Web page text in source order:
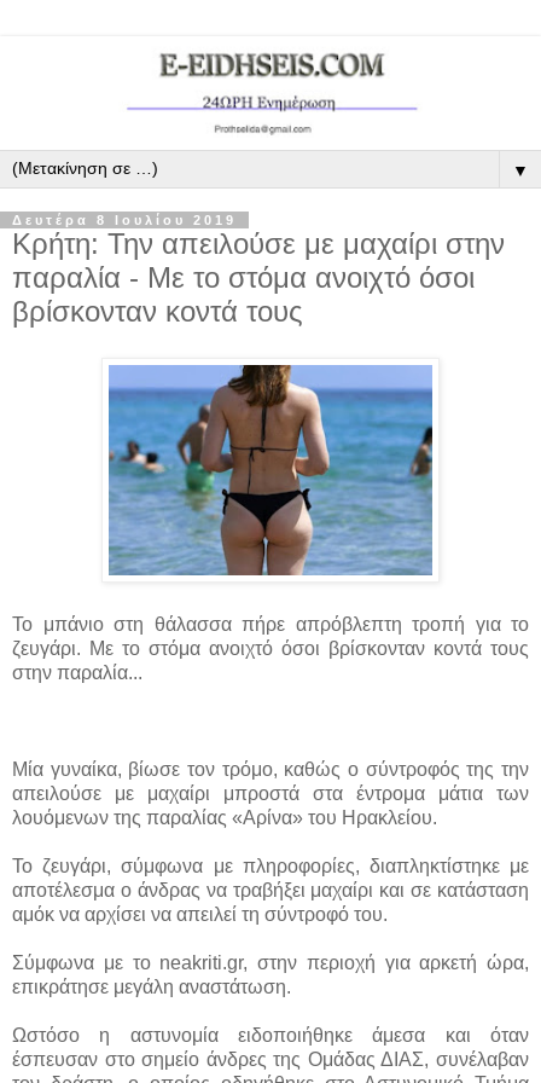
▼
Δευτέρα 8 Ιουλίου 2019
Κρήτη: Την απειλούσε με μαχαίρι στην
παραλία - Με το στόμα ανοιχτό όσοι
βρίσκονταν κοντά τους
Το μπάνιο στη θάλασσα πήρε απρόβλεπτη τροπή για το
ζευγάρι. Με το στόμα ανοιχτό όσοι βρίσκονταν κοντά τους
στην παραλία...
Μία γυναίκα, βίωσε τον τρόμο, καθώς ο σύντροφός της την
απειλούσε με μαχαίρι μπροστά στα έντρομα μάτια των
λουόμενων της παραλίας «Αρίνα» του Ηρακλείου.
Το ζευγάρι, σύμφωνα με πληροφορίες, διαπληκτίστηκε με
αποτέλεσμα ο άνδρας να τραβήξει μαχαίρι και σε κατάσταση
αμόκ να αρχίσει να απειλεί τη σύντροφό του.
Σύμφωνα με το neakriti.gr, στην περιοχή για αρκετή ώρα,
επικράτησε μεγάλη αναστάτωση.
Ωστόσο η αστυνομία ειδοποιήθηκε άμεσα και όταν
έσπευσαν στο σημείο άνδρες της Ομάδας ΔΙΑΣ, συνέλαβαν